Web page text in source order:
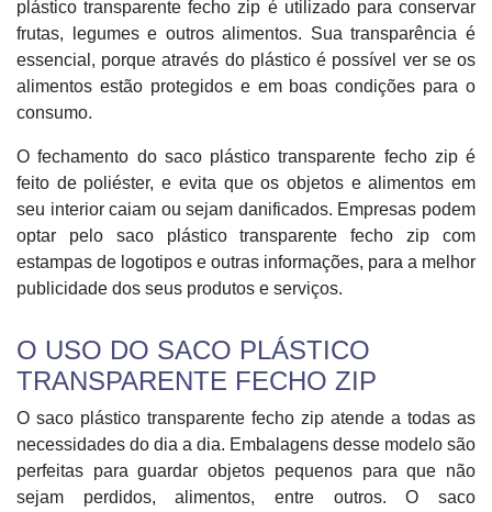
plástico transparente fecho zip é utilizado para conservar
frutas, legumes e outros alimentos. Sua transparência é
essencial, porque através do plástico é possível ver se os
alimentos estão protegidos e em boas condições para o
consumo.
O fechamento do saco plástico transparente fecho zip é
feito de poliéster, e evita que os objetos e alimentos em
seu interior caiam ou sejam danificados. Empresas podem
optar pelo saco plástico transparente fecho zip com
estampas de logotipos e outras informações, para a melhor
publicidade dos seus produtos e serviços.
O USO DO SACO PLÁSTICO
TRANSPARENTE FECHO ZIP
O saco plástico transparente fecho zip atende a todas as
necessidades do dia a dia. Embalagens desse modelo são
perfeitas para guardar objetos pequenos para que não
sejam perdidos, alimentos, entre outros. O saco